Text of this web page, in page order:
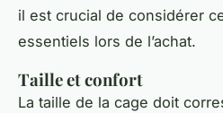
il est crucial de considérer
essentiels lors de l’achat.
Taille et confort
La taille de la cage doit